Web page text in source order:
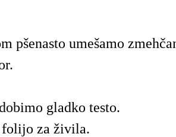
pšenasto umešamo
gladko testo.
folijo za živila.